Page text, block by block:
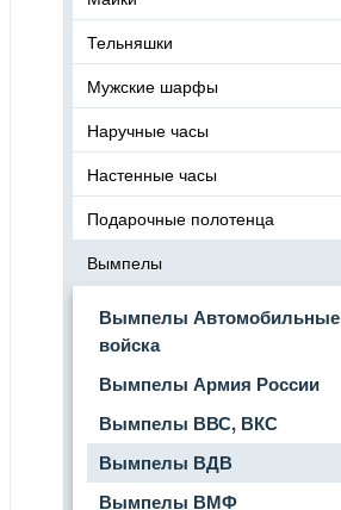
Тельняшки
Мужские шарфы
Наручные часы
Настенные часы
Подарочные полотенца
Вымпелы
Вымпелы Автомобильные
войска
Вымпелы Армия России
Вымпелы ВВС, ВКС
Вымпелы ВДВ
Вымпелы ВМФ